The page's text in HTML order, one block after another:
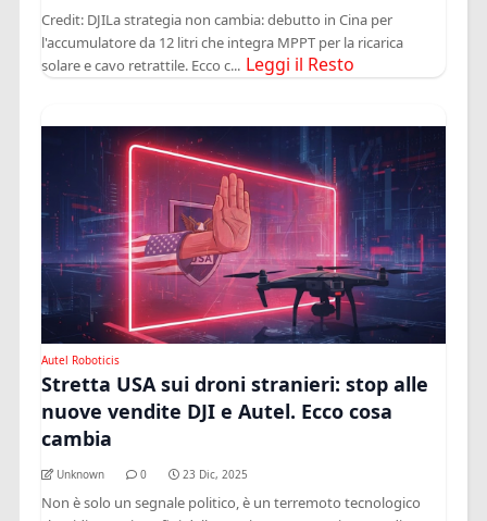
Credit: DJILa strategia non cambia: debutto in Cina per
l'accumulatore da 12 litri che integra MPPT per la ricarica
solare e cavo retrattile. Ecco c... Leggi il Resto
Autel Roboticis
Stretta USA sui droni stranieri: stop alle
nuove vendite DJI e Autel. Ecco cosa
cambia
Unknown 0 23 Dic, 2025
Non è solo un segnale politico, è un terremoto tecnologico